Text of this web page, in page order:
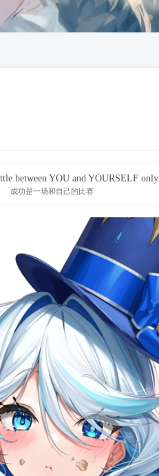
between YOU and YOURSELF only.
成功是一场和自己的比赛